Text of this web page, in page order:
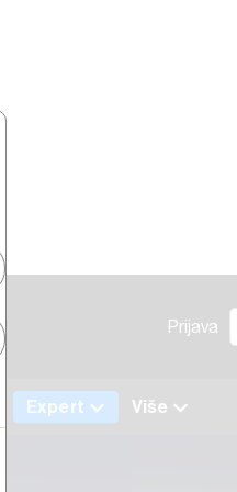
Prijava
Expert Više